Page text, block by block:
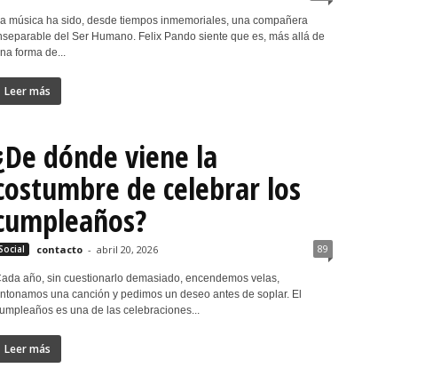
música ha sido, desde tiempos inmemoriales, una compañera
del Ser Humano. Felix Pando siente que es, más allá de
forma de...
Leer más
dónde viene la
de celebrar los
contacto - abril 20, 2026 89
año, sin cuestionarlo demasiado, encendemos velas,
una canción y pedimos un deseo antes de soplar. El
es una de las celebraciones...
Leer más